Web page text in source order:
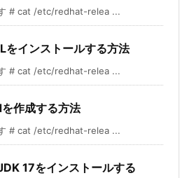
# cat /etc/redhat-relea ...
インストールする方法
# cat /etc/redhat-relea ...
作成する方法
# cat /etc/redhat-relea ...
17をインストールする